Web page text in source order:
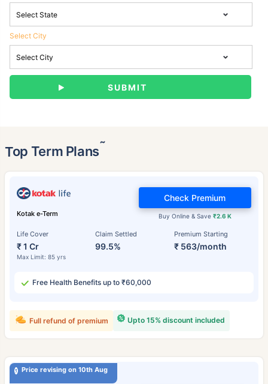
Select City
Top Term Plans˜
Kotak e-Term
Life Cover
₹ 1 Cr
Max Limit: 85 yrs
Claim Settled
99.5%
Premium Starting
₹ 563/month
Buy Online & Save ₹2.6 K
Check Premium
Free Health Benefits up to ₹60,000
Upto 15% discount included
Full refund of premium
Price revising on 10th Aug